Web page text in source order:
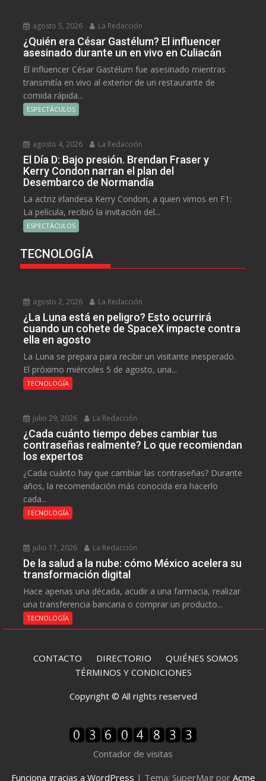
agosto 5, 2026 La Redacción
¿Quién era César Gastélum? El influencer
asesinado durante un en vivo en Culiacán
El influencer César Gastélum fue asesinado mientras
transmitía en vivo al exterior de un restaurante de
comida rápida...
ESPECTÁCULOS
agosto 4, 2026 La Redacción
El Día D: Bajo presión. Brendan Fraser y
Kerry Condon narran el plan del
Desembarco de Normandía
La actriz irlandesa Kerry Condon, a quien vimos en F1:
La película, recibió la invitación del...
ESPECTÁCULOS
TECNOLOGÍA
agosto 2, 2026 La Redacción
¿La Luna está en peligro? Esto ocurrirá
cuando un cohete de SpaceX impacte contra
ella en agosto
La Luna se prepara para recibir un visitante inesperado.
El próximo miércoles 5 de agosto, una...
TECNOLOGÍA
julio 29, 2026 La Redacción
¿Cada cuánto tiempo debes cambiar tus
contraseñas realmente? Lo que recomiendan
los expertos
¿Cada cuánto hay que cambiar las contraseñas? Durante
años, la recomendación más conocida era hacerlo
cada...
TECNOLOGÍA
julio 17, 2026 La Redacción
De la salud a la nube: cómo México acelera su
transformación digital
Hace apenas una década, acudir a una farmacia, realizar
una transferencia bancaria o comprar un producto...
TECNOLOGÍA
CONTACTO DIRECTORIO QUIÉNES SOMOS
TÉRMINOS Y CONDICIONES
Copyright © All rights reserved
Contador de visitas
Funciona gracias a WordPress | Tema: SuperMag por Acme